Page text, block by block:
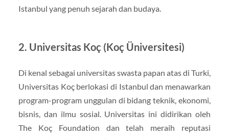
Istanbul yang penuh sejarah dan budaya.
2. Universitas Koç (Koç Üniversitesi)
Di kenal sebagai universitas swasta papan atas di Turki,
Universitas Koç berlokasi di Istanbul dan menawarkan
program-program unggulan di bidang teknik, ekonomi,
bisnis, dan ilmu sosial. Universitas ini didirikan oleh
The Koç Foundation dan telah meraih reputasi